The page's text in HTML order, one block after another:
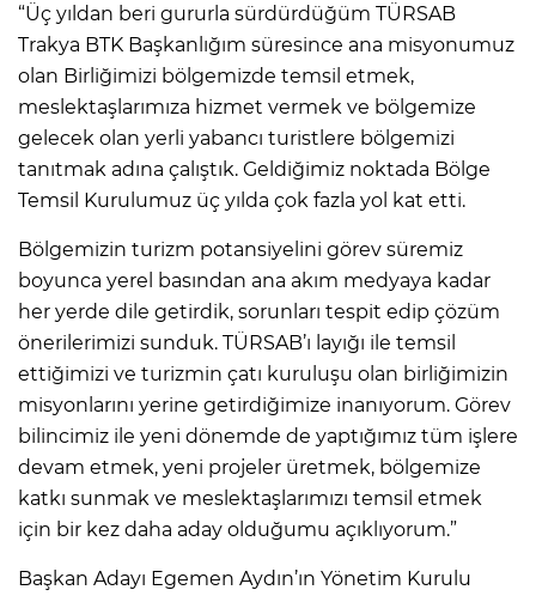
“Üç yıldan beri gururla sürdürdüğüm TÜRSAB
Trakya BTK Başkanlığım süresince ana misyonumuz
olan Birliğimizi bölgemizde temsil etmek,
meslektaşlarımıza hizmet vermek ve bölgemize
gelecek olan yerli yabancı turistlere bölgemizi
tanıtmak adına çalıştık. Geldiğimiz noktada Bölge
Temsil Kurulumuz üç yılda çok fazla yol kat etti.
Bölgemizin turizm potansiyelini görev süremiz
boyunca yerel basından ana akım medyaya kadar
her yerde dile getirdik, sorunları tespit edip çözüm
önerilerimizi sunduk. TÜRSAB’ı layığı ile temsil
ettiğimizi ve turizmin çatı kuruluşu olan birliğimizin
misyonlarını yerine getirdiğimize inanıyorum. Görev
bilincimiz ile yeni dönemde de yaptığımız tüm işlere
devam etmek, yeni projeler üretmek, bölgemize
katkı sunmak ve meslektaşlarımızı temsil etmek
için bir kez daha aday olduğumu açıklıyorum.”
Başkan Adayı Egemen Aydın’ın Yönetim Kurulu